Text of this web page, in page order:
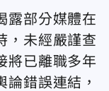
露部分媒體在
，未經嚴謹查
將已離職多年
錯誤連結，